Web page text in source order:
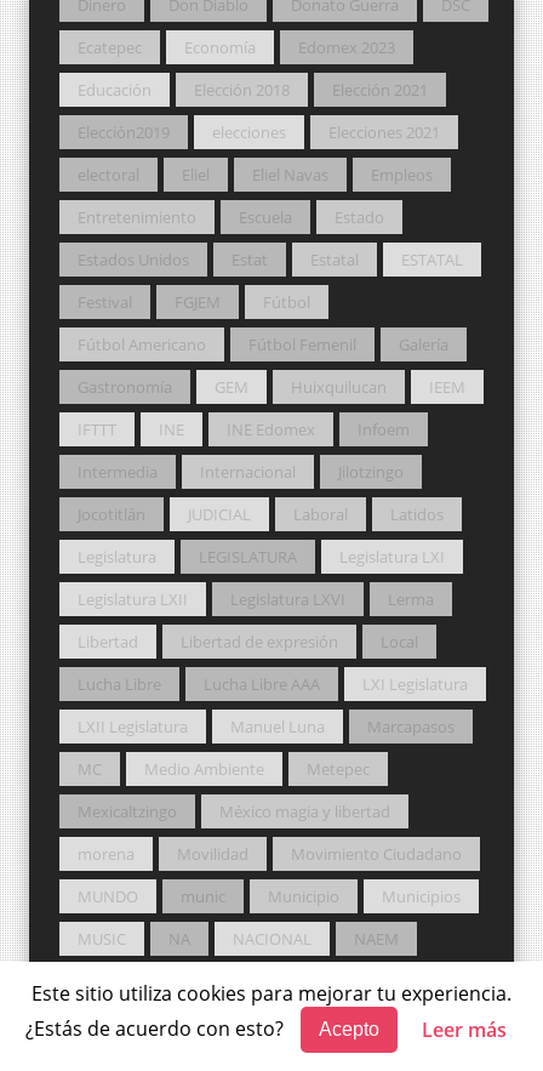
Este sitio utiliza cookies para mejorar tu experiencia.
¿Estás de acuerdo con esto?
Acepto Leer más
Dinero
Don Diablo Donato Guerra
DSC
Ecatepec
Economía
Edomex 2023
Educación
Elección 2018
Elección 2021
Elección2019
elecciones
Elecciones 2021
electoral
Eliel Eliel Navas
Empleos
Entretenimiento
Escuela
Estado
Estados Unidos
Estat Estatal
ESTATAL
Festival
FGJEM
Fútbol
Fútbol Americano
Fútbol Femenil
Galería
Gastronomía
GEM Huixquilucan
IEEM
IFTTT
INE INE Edomex
Infoem
Intermedia
Internacional
Jilotzingo
Jocotitlán
JUDICIAL Laboral
Latidos
Legislatura
LEGISLATURA
Legislatura LXI
Legislatura LXII
Legislatura LXVI
Lerma
Libertad
Libertad de expresión
Local
Lucha Libre
Lucha Libre AAA
LXI Legislatura
LXII Legislatura
Manuel Luna
Marcapasos
MC
Medio Ambiente
Metepec
Mexicaltzingo
México magia y libertad
morena
Movilidad
Movimiento Ciudadano
MUNDO
munic Municipio
Municipios
MUSIC
NA NACIONAL
NAEM
NASA
Nueva Alianza
Ocoyoacac
Ocuilan
Osfem Otzolotepec
PAN